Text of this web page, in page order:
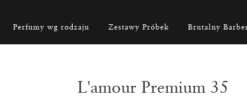
Perfumy wg rodzaju Zestawy Próbek Brutalny
L'amour Premium 35